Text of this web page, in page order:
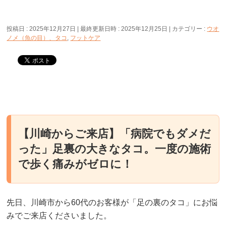
投稿日 : 2025年12月27日 最終更新日時 : 2025年12月25日 カテゴリー : ウオ
ノメ（魚の目）、タコ , フットケア
【川崎からご来店】「病院でもダメだ
った」足裏の大きなタコ。一度の施術
で歩く痛みがゼロに！
先日、川崎市から60代のお客様が「足の裏のタコ」にお悩
みでご来店くださいました。